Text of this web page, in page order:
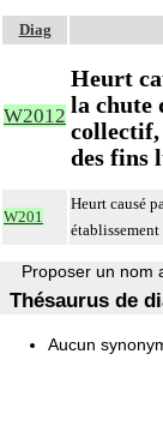
Diag
W2012
Heurt
la chute
collectif,
des fins
W201
Heurt causé
Proposer un nom
Thésaurus de
Aucun